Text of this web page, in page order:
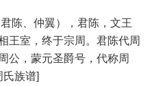
陈、仲翼），君陈，文王
王室，终于宗周。君陈代周
公，蒙元圣爵号，代称周
族谱]